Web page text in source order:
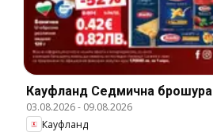
Кауфланд Cедмична брошура
03.08.2026- 09.08.2026
Кауфланд